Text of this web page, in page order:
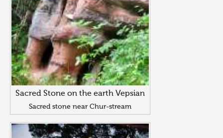
Sacred Stone on the earth Vepsian
Sacred stone near Chur-stream